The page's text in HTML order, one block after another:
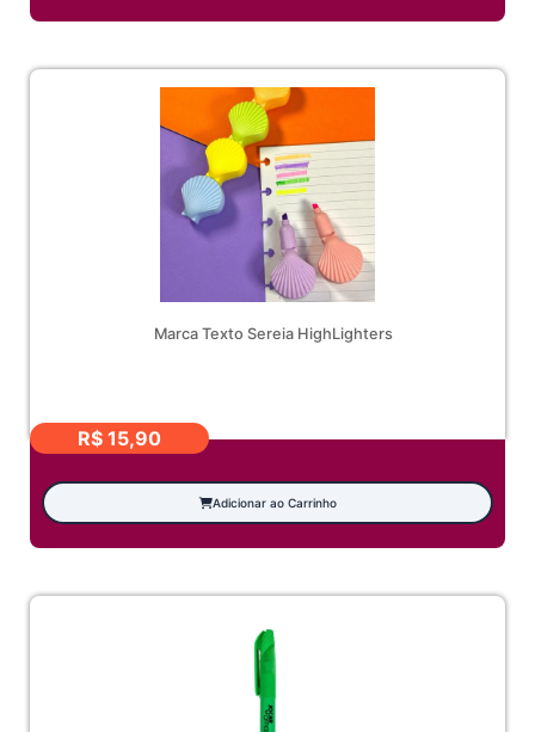
Marca Texto Sereia HighLighters
R$ 15,90
Adicionar ao Carrinho